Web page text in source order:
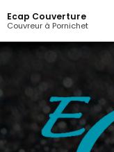
auEcap Couverture
Couvreur à Pornichet